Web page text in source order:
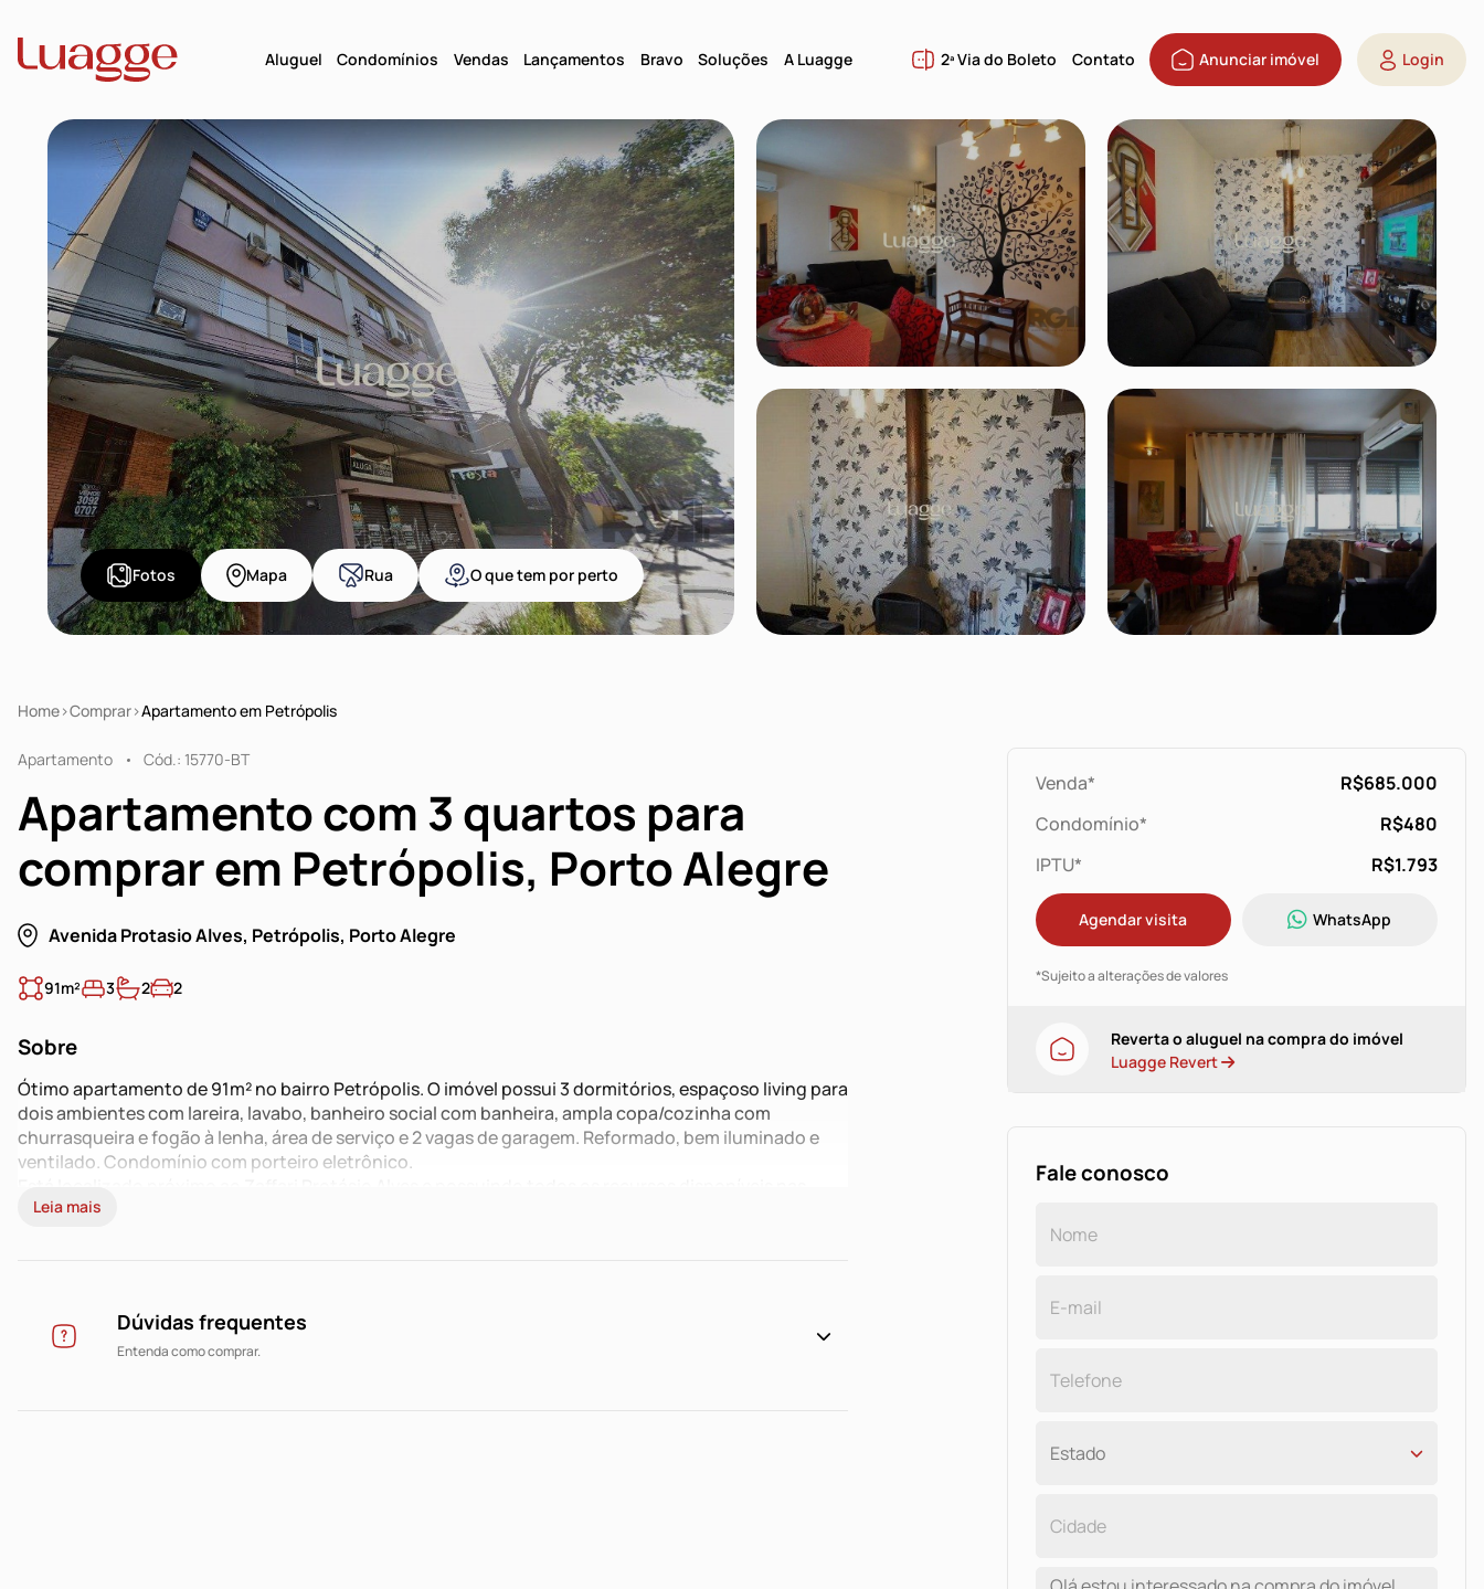
Aluguel Condomínios Vendas Lançamentos Bravo Soluções A Luagge 2ª Via do Boleto Contato Anunciar imóvel Login
Fotos Mapa Rua O que tem por perto
Home Comprar Apartamento em Petrópolis
Apartamento Cód.: 15770-BT
Apartamento com 3 quartos para
comprar em Petrópolis, Porto Alegre
Avenida Protasio Alves, Petrópolis, Porto Alegre
91m² 3 2 2
Sobre
Ótimo apartamento de 91m² no bairro Petrópolis. O imóvel possui 3 dormitórios, espaçoso living para
dois ambientes com lareira, lavabo, banheiro social com banheira, ampla copa/cozinha com
churrasqueira e fogão à lenha, área de serviço e 2 vagas de garagem. Reformado, bem iluminado e
ventilado. Condomínio com porteiro eletrônico.
imediações.
Leia mais
Dúvidas frequentes
Entenda como comprar.
Venda*
R$685.000
Condomínio*
R$480
IPTU*
R$1.793
Agendar visita WhatsApp
*Sujeito a alterações de valores
Reverta o aluguel na compra do imóvel
Luagge Revert
Fale conosco